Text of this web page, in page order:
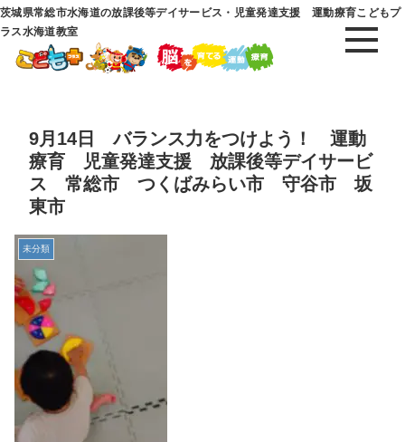
茨城県常総市水海道の放課後等デイサービス・児童発達支援 運動療育こどもプ
ラス水海道教室
9月14日 バランス力をつけよう！ 運動
療育 児童発達支援 放課後等デイサービ
ス 常総市 つくばみらい市 守谷市 坂
東市
未分類